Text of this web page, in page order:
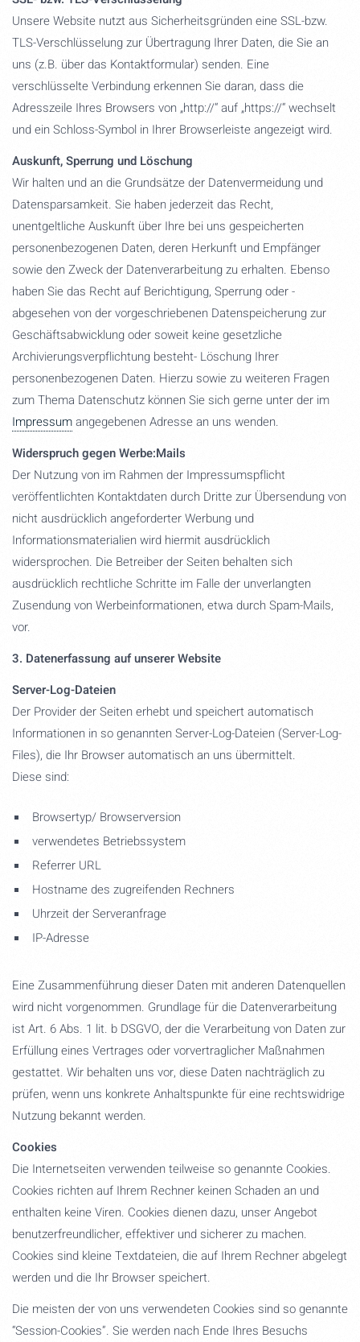
Unsere Website nutzt aus Sicherheitsgründen eine SSL-bzw.
TLS-Verschlüsselung zur Übertragung Ihrer Daten, die Sie an
uns (z.B. über das Kontaktformular) senden. Eine
verschlüsselte Verbindung erkennen Sie daran, dass die
Adresszeile Ihres Browsers von „http://“ auf „https://“ wechselt
und ein Schloss-Symbol in Ihrer Browserleiste angezeigt wird.
Auskunft, Sperrung und Löschung
Wir halten und an die Grundsätze der Datenvermeidung und
Datensparsamkeit. Sie haben jederzeit das Recht,
unentgeltliche Auskunft über Ihre bei uns gespeicherten
personenbezogenen Daten, deren Herkunft und Empfänger
sowie den Zweck der Datenverarbeitung zu erhalten. Ebenso
haben Sie das Recht auf Berichtigung, Sperrung oder -
abgesehen von der vorgeschriebenen Datenspeicherung zur
Geschäftsabwicklung oder soweit keine gesetzliche
Archivierungsverpflichtung besteht- Löschung Ihrer
personenbezogenen Daten. Hierzu sowie zu weiteren Fragen
zum Thema Datenschutz können Sie sich gerne unter der im
Impressumangegebenen Adresse an uns wenden.
Widerspruch gegen Werbe:Mails
Der Nutzung von im Rahmen der Impressumspflicht
veröffentlichten Kontaktdaten durch Dritte zur Übersendung von
nicht ausdrücklich angeforderter Werbung und
Informationsmaterialien wird hiermit ausdrücklich
widersprochen. Die Betreiber der Seiten behalten sich
ausdrücklich rechtliche Schritte im Falle der unverlangten
Zusendung von Werbeinformationen, etwa durch Spam-Mails,
vor.
3. Datenerfassung auf unserer Website
Server-Log-Dateien
Der Provider der Seiten erhebt und speichert automatisch
Informationen in so genannten Server-Log-Dateien (Server-Log-
Files), die Ihr Browser automatisch an uns übermittelt.
Diese sind:
Browsertyp/ Browserversion
verwendetes Betriebssystem
Referrer URL
Hostname des zugreifenden Rechners
Uhrzeit der Serveranfrage
IP-Adresse
Eine Zusammenführung dieser Daten mit anderen Datenquellen
wird nicht vorgenommen. Grundlage für die Datenverarbeitung
ist Art. 6 Abs. 1 lit. b DSGVO, der die Verarbeitung von Daten zur
Erfüllung eines Vertrages oder vorvertraglicher Maßnahmen
gestattet. Wir behalten uns vor, diese Daten nachträglich zu
prüfen, wenn uns konkrete Anhaltspunkte für eine rechtswidrige
Nutzung bekannt werden.
Cookies
Die Internetseiten verwenden teilweise so genannte Cookies.
Cookies richten auf Ihrem Rechner keinen Schaden an und
enthalten keine Viren. Cookies dienen dazu, unser Angebot
benutzerfreundlicher, effektiver und sicherer zu machen.
Cookies sind kleine Textdateien, die auf Ihrem Rechner abgelegt
werden und die Ihr Browser speichert.
Die meisten der von uns verwendeten Cookies sind so genannte
“Session-Cookies”. Sie werden nach Ende Ihres Besuchs